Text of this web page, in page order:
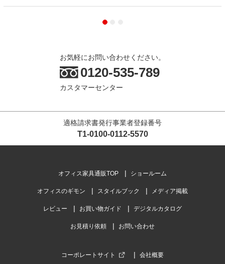
お気軽にお問い合わせください。
0120-535-789
カスタマーセンター
適格請求書発行事業者登録番号
T1-0100-0112-5570
オフィス家具通販TOP ショールーム
オフィスのギモン スタイルブック メディア掲載
レビュー お買い物ガイド デジタルカタログ
お見積り依頼 お問い合わせ
コーポレートサイト 会社概要